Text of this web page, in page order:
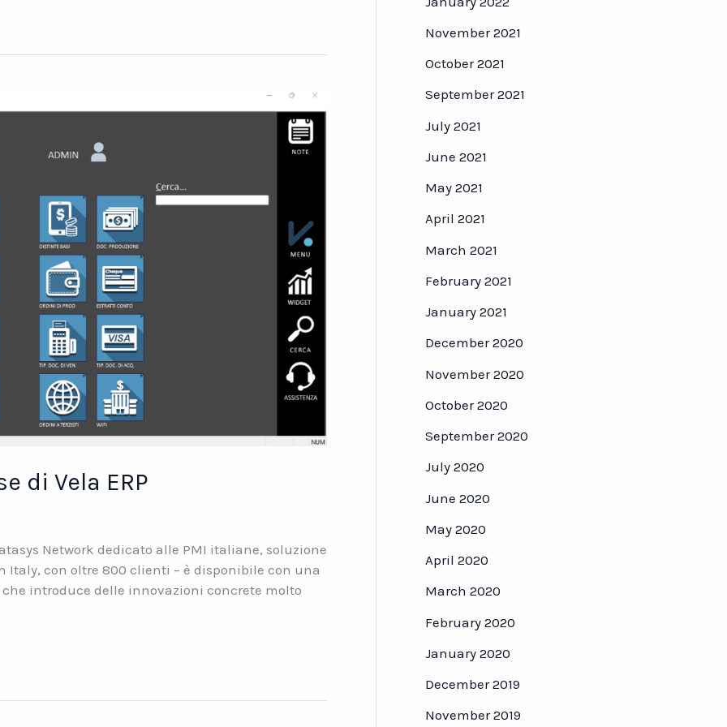
di Vela ERP
Network dedicato alle PMI italiane, soluzione
Italy, con oltre 800 clienti – è disponibile con una
che introduce delle innovazioni concrete molto
November 2021
October 2021
September 2021
July 2021
June 2021
May 2021
April 2021
March 2021
February 2021
January 2021
December 2020
November 2020
October 2020
September 2020
July 2020
June 2020
May 2020
April 2020
March 2020
February 2020
January 2020
December 2019
November 2019